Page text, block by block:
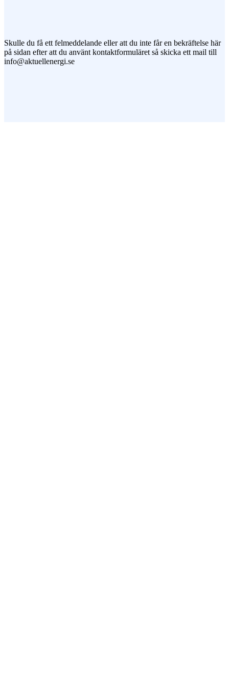
Skulle du få ett felmeddelande eller att du inte får en bekräftelse här
på sidan efter att du använt kontaktformuläret så skicka ett mail till
info@aktuellenergi.se